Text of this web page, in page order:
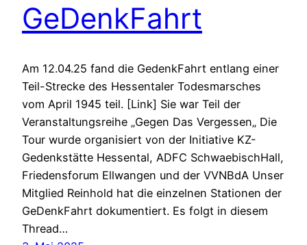
GeDenkFahrt
Am 12.04.25 fand die GedenkFahrt entlang einer
Teil-Strecke des Hessentaler Todesmarsches
vom April 1945 teil. [Link] Sie war Teil der
Veranstaltungsreihe „Gegen Das Vergessen„ Die
Tour wurde organisiert von der Initiative KZ-
Gedenkstätte Hessental, ADFC SchwaebischHall,
Friedensforum Ellwangen und der VVNBdA Unser
Mitglied Reinhold hat die einzelnen Stationen der
GeDenkFahrt dokumentiert. Es folgt in diesem
Thread…